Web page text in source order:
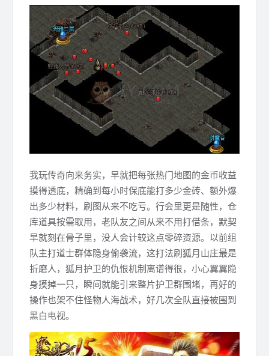
我玩传奇向来务实，早就把每张热门地图的金币收益
摸得透底，精确到每小时保底能打多少金砖、额外爆
出多少材料，刷图从来不吃亏。行会里更是随性，仓
库道具按需取用，老队友之间从来不用打借条，默契
早就刻在骨子里，没人会计较这点零碎资源。以前组
队主打道士群体隐身偷袭流，这打法刷狐月山庄最是
折磨人，狐月护卫的仇恨机制离谱得很，小心翼翼隐
身摸掉一只，瞬间就能引来整片护卫群围堵，再好的
操作也架不住怪物人海战术，好几次全队直接被围到
黑白电视。